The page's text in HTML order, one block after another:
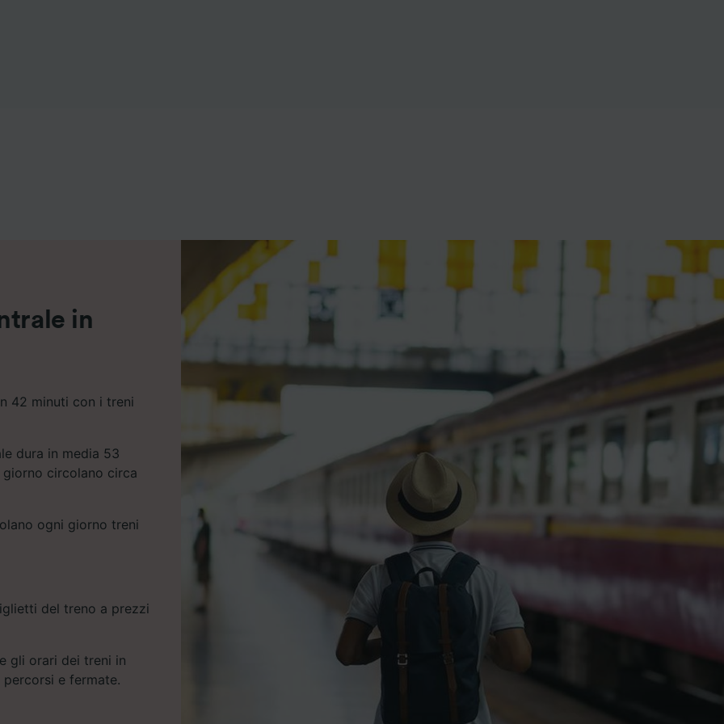
in
42 minuti con i treni
dura in media 53
circolano circa
ogni giorno treni
del treno a prezzi
gli orari dei treni in
e fermate.